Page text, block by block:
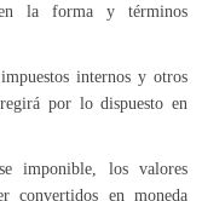
la forma y términos
internos y otros
por lo dispuesto en
imponible, los valores
convertidos en moneda